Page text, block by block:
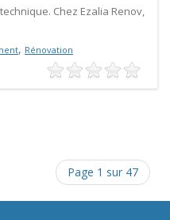
Chez Ezalia Renov,
, Rénovation
Page 1 sur 47